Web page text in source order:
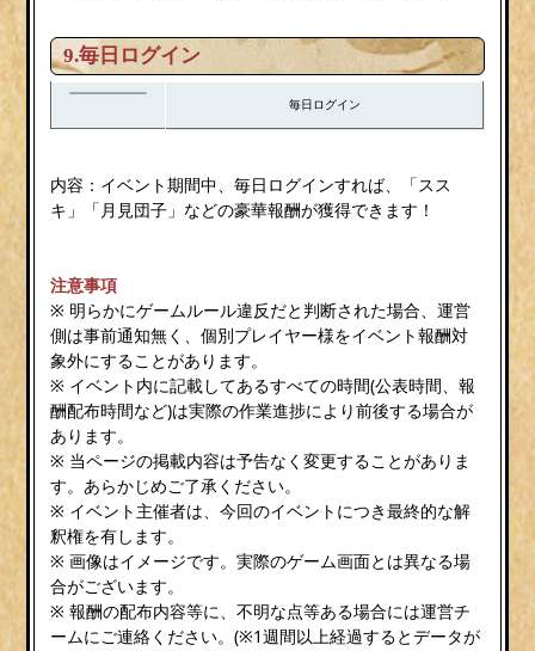
9.毎日ログイン
毎日ログイン
内容：イベント期間中、毎日ログインすれば、「スス
キ」「月見団子」などの豪華報酬が獲得できます！
注意事項
※ 明らかにゲームルール違反だと判断された場合、運営
側は事前通知無く、個別プレイヤー様をイベント報酬対
象外にすることがあります。
※ イベント内に記載してあるすべての時間(公表時間、報
酬配布時間など)は実際の作業進捗により前後する場合が
あります。
※ 当ページの掲載内容は予告なく変更することがありま
す。あらかじめご了承ください。
※ イベント主催者は、今回のイベントにつき最終的な解
釈権を有します。
※ 画像はイメージです。実際のゲーム画面とは異なる場
合がございます。
※ 報酬の配布内容等に、不明な点等ある場合には運営チ
ームにご連絡ください。(※1週間以上経過するとデータが